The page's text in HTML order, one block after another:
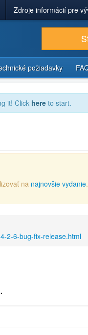
Zdroje informácií pre
požiadavky
it! Click here to start.
na najnovšie vydanie
2-6-bug-fix-release.html